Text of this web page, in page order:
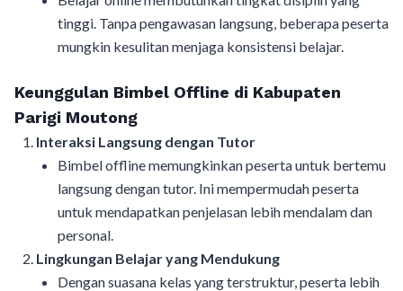
tinggi. Tanpa pengawasan langsung, beberapa peserta
mungkin kesulitan menjaga konsistensi belajar.
Keunggulan Bimbel Offline di Kabupaten
Parigi Moutong
Interaksi Langsung dengan Tutor
Bimbel offline memungkinkan peserta untuk bertemu
langsung dengan tutor. Ini mempermudah peserta
untuk mendapatkan penjelasan lebih mendalam dan
personal.
Lingkungan Belajar yang Mendukung
Dengan suasana kelas yang terstruktur, peserta lebih